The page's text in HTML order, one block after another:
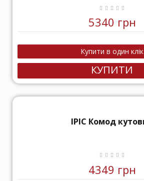
5340 грн
КУПИТИ
ІРІС Комод
4349 грн